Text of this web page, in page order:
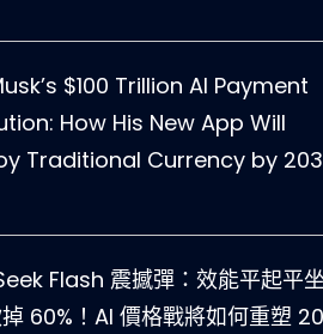
$100 Trillion AI Payment
How His New App Will
Traditional Currency by
Flash 震撼彈：效能平起平
60%！AI 價格戰將如何重塑